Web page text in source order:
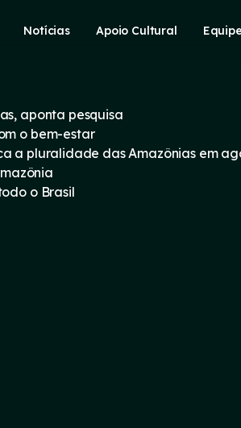
Notícias Apoio Cultural Equipe
aponta pesquisa
o bem-estar
a pluralidade das Amazônias em
o Brasil